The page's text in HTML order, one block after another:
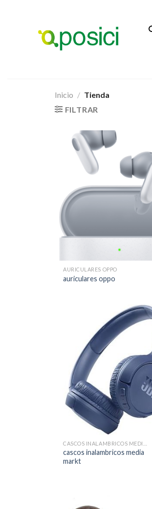
Inicio / Tienda
FILTRAR
AURICULARES OPPO
auriculares oppo
cascos inalambricos media
markt